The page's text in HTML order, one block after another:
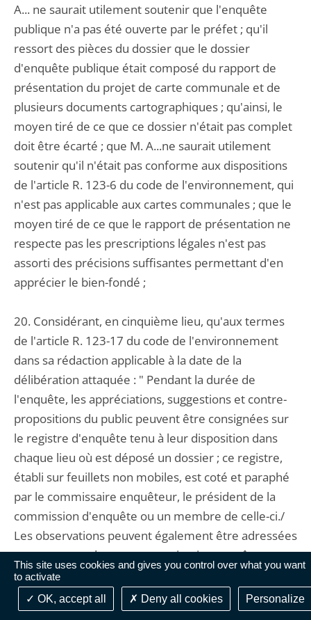
This site uses cookies and gives you control over what you want
to activate
OK, accept all
Deny all cookies Personalize
A... ne saurait utilement soutenir que l'enquête
publique n'a pas été ouverte par le préfet ; qu'il
ressort des pièces du dossier que le dossier
d'enquête publique était composé du rapport de
présentation du projet de carte communale et de
plusieurs documents cartographiques ; qu'ainsi, le
moyen tiré de ce que ce dossier n'était pas complet
doit être écarté ; que M. A...ne saurait utilement
soutenir qu'il n'était pas conforme aux dispositions
de l'article R. 123-6 du code de l'environnement, qui
n'est pas applicable aux cartes communales ; que le
moyen tiré de ce que le rapport de présentation ne
respecte pas les prescriptions légales n'est pas
assorti des précisions suffisantes permettant d'en
apprécier le bien-fondé ;
20. Considérant, en cinquième lieu, qu'aux termes
de l'article R. 123-17 du code de l'environnement
dans sa rédaction applicable à la date de la
délibération attaquée : " Pendant la durée de
l'enquête, les appréciations, suggestions et contre-
propositions du public peuvent être consignées sur
le registre d'enquête tenu à leur disposition dans
chaque lieu où est déposé un dossier ; ce registre,
établi sur feuillets non mobiles, est coté et paraphé
par le commissaire enquêteur, le président de la
commission d'enquête ou un membre de celle-ci./
Les observations peuvent également être adressées
par correspondance au commissaire enquêteur ou
au président de la commission d'enquête au siège
de l'enquête ; elles y sont tenues à la disposition du
public. En outre, les observations du public sont